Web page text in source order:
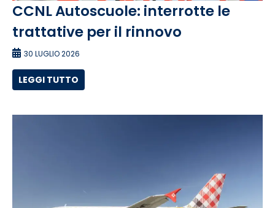
CCNL Autoscuole: interrotte le
trattative per il rinnovo
30 LUGLIO 2026
LEGGI TUTTO